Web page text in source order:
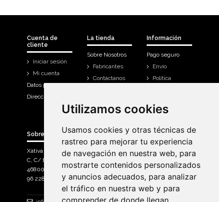
Utilizamos cookies
Usamos cookies y otras técnicas de
rastreo para mejorar tu experiencia
de navegación en nuestra web, para
mostrarte contenidos personalizados
y anuncios adecuados, para analizar
el tráfico en nuestra web y para
comprender de donde llegan
Utilizamos cookies
Usamos cookies y otras técnicas de
rastreo para mejorar tu experiencia
de navegación en nuestra web, para
mostrarte contenidos personalizados
y anuncios adecuados, para analizar
el tráfico en nuestra web y para
comprender de donde llegan
Cuenta de
cliente
Iniciar sesión
Mi cuenta
Datos personales
Direcciones
La tienda
Sobre Nosotros
Fabricantes
Contáctanos
Información
Pago seguro
Envío
Política
Historial de
Sobre Bicicletas Sanchis
Xàtiva Polígon Industrial
C, C/ Braçal del Roncador nave 10. >
46800, Xàtiva.
96 228 71 23